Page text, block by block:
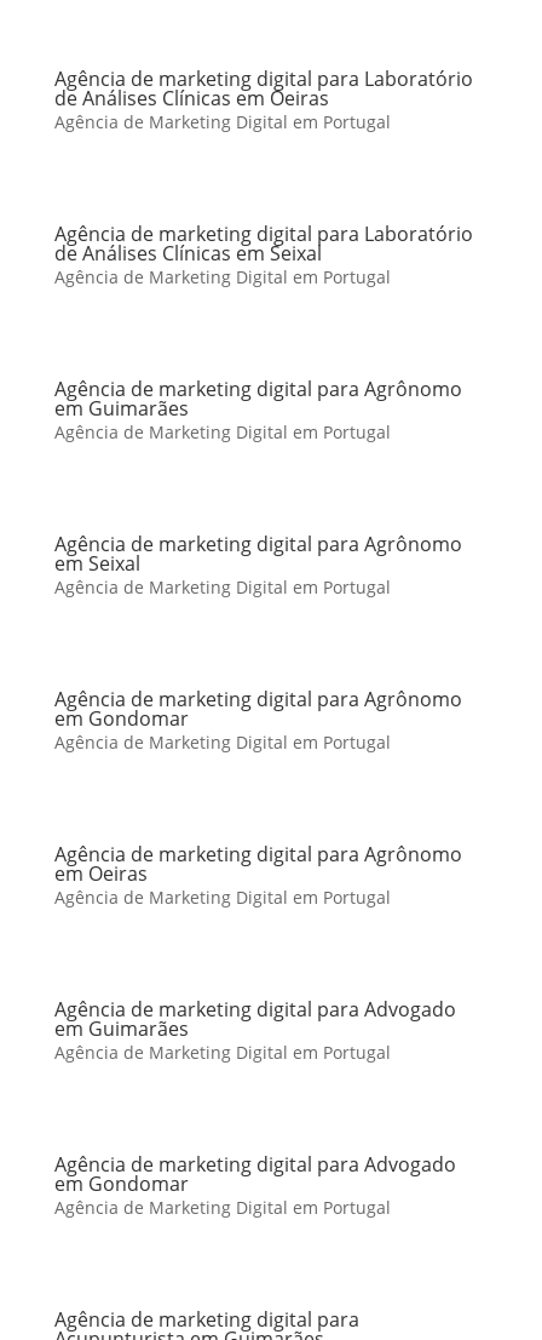
Agência de marketing digital para Laboratório
de Análises Clínicas em Oeiras
Agência de Marketing Digital em Portugal
Agência de marketing digital para Laboratório
de Análises Clínicas em Seixal
Agência de Marketing Digital em Portugal
Agência de marketing digital para Agrônomo
em Guimarães
Agência de Marketing Digital em Portugal
Agência de marketing digital para Agrônomo
em Seixal
Agência de Marketing Digital em Portugal
Agência de marketing digital para Agrônomo
em Gondomar
Agência de Marketing Digital em Portugal
Agência de marketing digital para Agrônomo
em Oeiras
Agência de Marketing Digital em Portugal
Agência de marketing digital para Advogado
em Guimarães
Agência de Marketing Digital em Portugal
Agência de marketing digital para Advogado
em Gondomar
Agência de Marketing Digital em Portugal
Agência de marketing digital para